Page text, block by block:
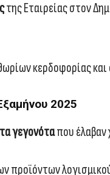
της Εταιρείας στον
κερδοφορίας και
2025
γεγονόταπου έλαβαν
προϊόντων